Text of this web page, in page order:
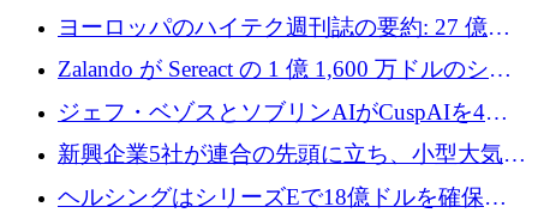
ンフラ計画を加速するために 16 万ユーロを確
ヨーロッパのハイテク週刊誌の要約: 27 億ユ
ーロを超える 60 以上のハイテク資金調達取引
Zalando が Sereact の 1 億 1,600 万ドルのシリ
ーズ B に参加し、AI を活用した倉庫自動化を
ジェフ・ベゾスとソブリンAIがCuspAIを4億
5,000万ドルの資金調達で支援
新興企業5社が連合の先頭に立ち、小型大気質
センサーをEUのクリーンエア政策の中心に据
ヘルシングはシリーズEで18億ドルを確保、